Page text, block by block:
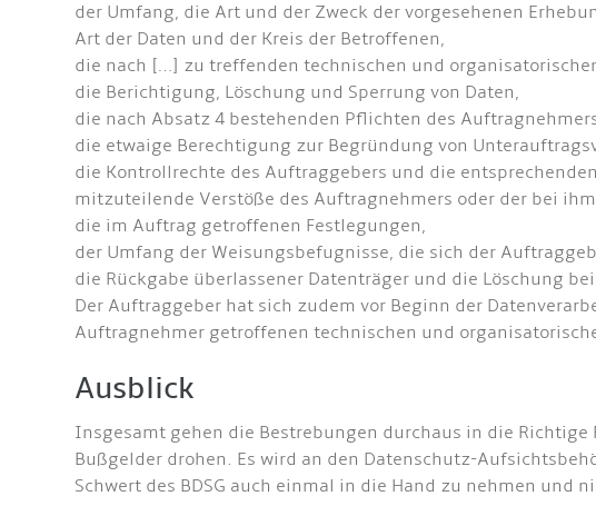
der Umfang, die Art und der Zweck der vorgesehenen
Art der Daten und der Kreis der Betroffenen,
die nach […] zu treffenden technischen und
die Berichtigung, Löschung und Sperrung von Daten,
die nach Absatz 4 bestehenden Pflichten des
die etwaige Berechtigung zur Begründung von
die Kontrollrechte des Auftraggebers und die
mitzuteilende Verstöße des Auftragnehmers oder der bei
die im Auftrag getroffenen Festlegungen,
der Umfang der Weisungsbefugnisse, die sich der
die Rückgabe überlassener Datenträger und die Löschung
Der Auftraggeber hat sich zudem vor Beginn der
Auftragnehmer getroffenen technischen und
Ausblick
Insgesamt gehen die Bestrebungen durchaus in die
Bußgelder drohen. Es wird an den Datenschutz-
Schwert des BDSG auch einmal in die Hand zu nehmen